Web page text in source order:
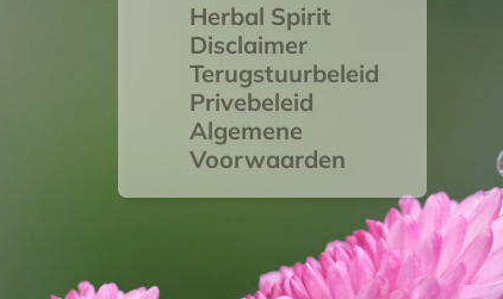
Herbal Spirit
Disclaimer
Terugstuurbeleid
Privebeleid
Algemene
Voorwaarden